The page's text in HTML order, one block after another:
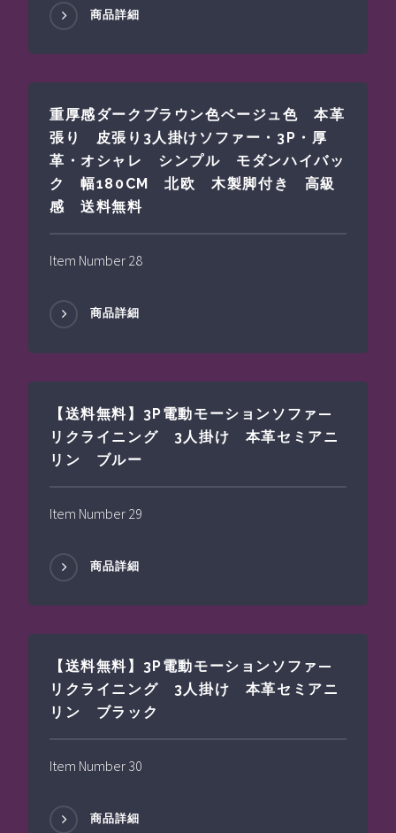
商品詳細
重厚感ダークブラウン色ベージュ色 本革
張り 皮張り3人掛けソファー・3P・厚
革・オシャレ シンプル モダンハイバッ
ク 幅180CM 北欧 木製脚付き 高級
感 送料無料
Item Number 28
商品詳細
【送料無料】3P電動モーションソファ—
リクライニング 3人掛け 本革セミアニ
リン ブルー
Item Number 29
商品詳細
【送料無料】3P電動モーションソファ—
リクライニング 3人掛け 本革セミアニ
リン ブラック
Item Number 30
商品詳細